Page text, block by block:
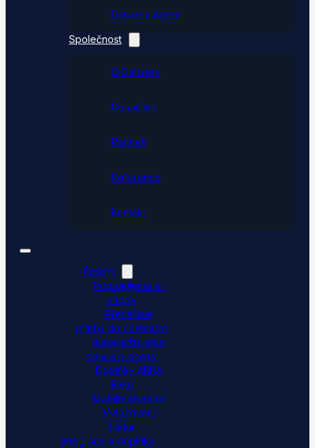
Dativery Agent
Společnost
O Dativery
Co umíme
Partneři
Reference
Kontakt
Řešení
Propojujeme e-
shopy
Přenášíme
platby do účetnictví
Automatizujeme
data a procesy
Doplňky ABRA
Flexi
Mobilní skladník
Vytěžování
faktur
Integrace a doplňky